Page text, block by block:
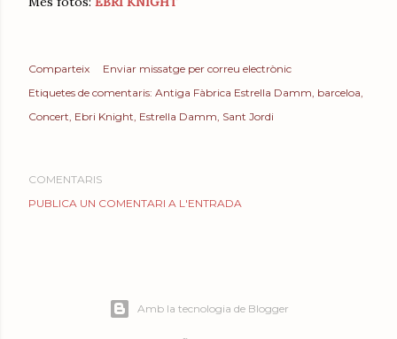
Comparteix
Enviar missatge per correu electrònic
Etiquetes de comentaris: Antiga Fàbrica Estrella Damm barceloa
Concert Ebri Knight Estrella Damm Sant Jordi
COMENTARIS
PUBLICA UN COMENTARI A L'ENTRADA
Amb la tecnologia de Blogger